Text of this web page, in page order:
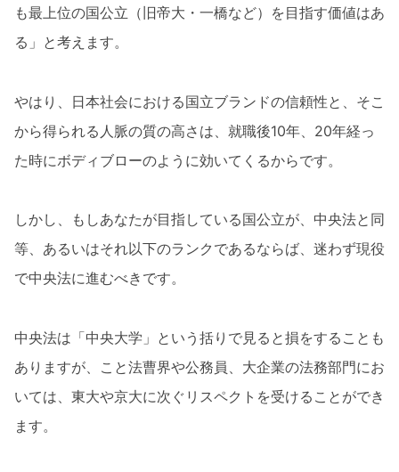
も最上位の国公立（旧帝大・一橋など）を目指す価値はあ
る」と考えます。
やはり、日本社会における国立ブランドの信頼性と、そこ
から得られる人脈の質の高さは、就職後10年、20年経っ
た時にボディブローのように効いてくるからです。
しかし、もしあなたが目指している国公立が、中央法と同
等、あるいはそれ以下のランクであるならば、迷わず現役
で中央法に進むべきです。
中央法は「中央大学」という括りで見ると損をすることも
ありますが、こと法曹界や公務員、大企業の法務部門にお
いては、東大や京大に次ぐリスペクトを受けることができ
ます。